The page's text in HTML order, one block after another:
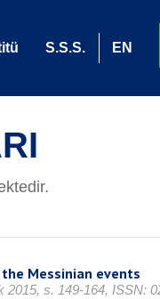
S.S.S. EN
Messinian events
s. 149-164, ISSN: